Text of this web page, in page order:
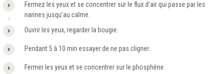
Fermez les yeux et se concentrer sur le flux d’air qui passe par les
narines jusqu’au calme.
Ouvrir les yeux, regarder la bougie.
Pendant 5 à 10 min essayer de ne pas cligner.
Fermer les yeux et se concentrer sur le phosphène.